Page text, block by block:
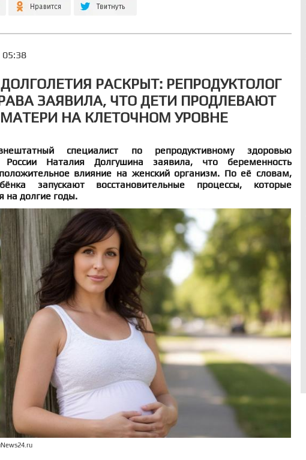
05:38
РАСКРЫТ: РЕПРОДУКТОЛОГ
ЗАЯВИЛА, ЧТО ДЕТИ ПРОДЛЕВАЮТ
НА КЛЕТОЧНОМ УРОВНЕ
специалист по репродуктивному здоровью
России Наталия Долгушина заявила, что беременность
влияние на женский организм. По её словам,
запускают восстановительные процессы, которые
на долгие годы.